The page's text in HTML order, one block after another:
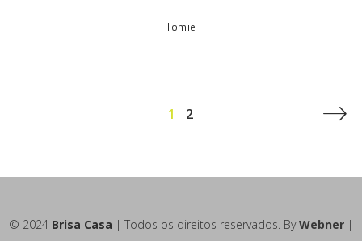
Tomie
1 2
© 2024 Brisa Casa | Todos os direitos reservados. ByWebner |